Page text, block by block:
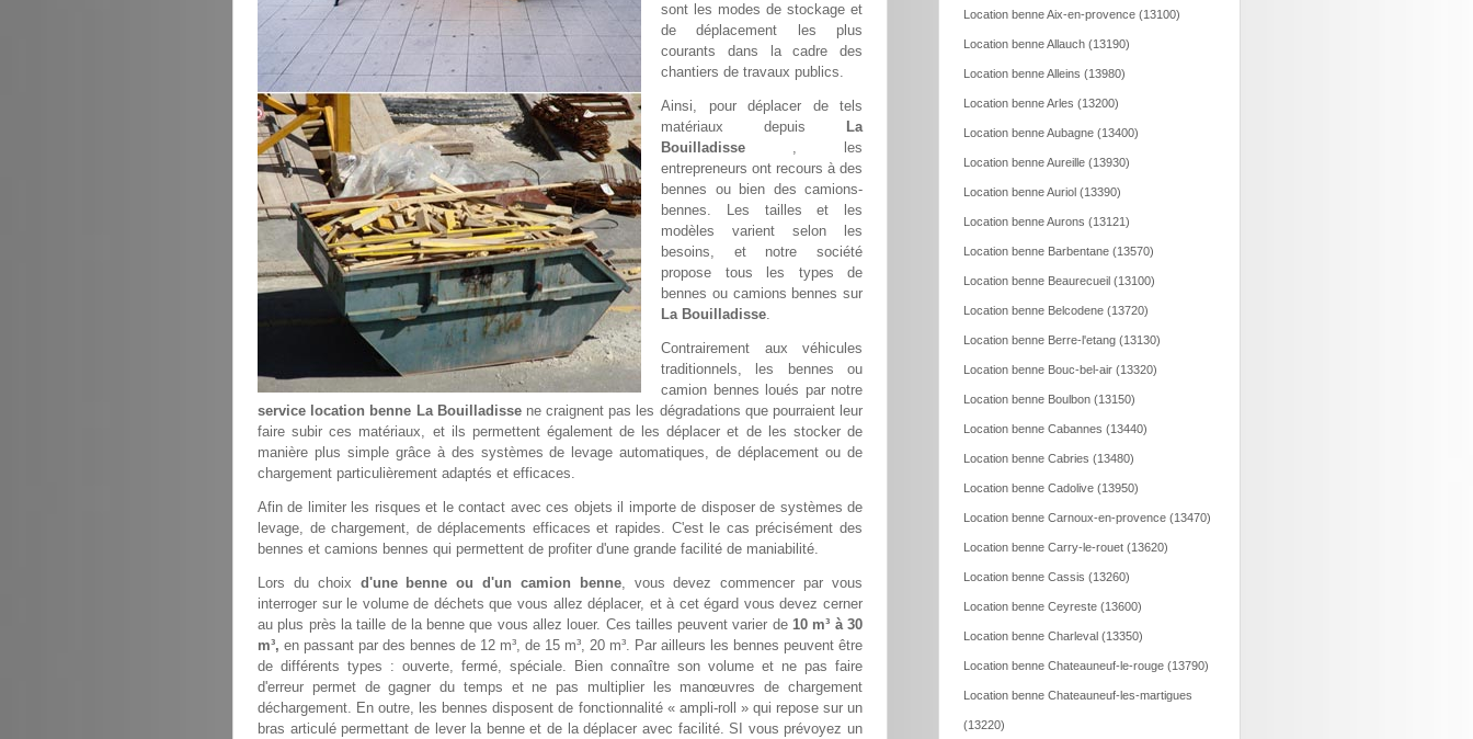
sont les modes de stockage et
de déplacement les plus
courants dans la cadre des
chantiers de travaux publics.
Ainsi, pour déplacer de tels
matériaux depuis
La
Bouilladisse , les
entrepreneurs ont recours à des
bennes ou bien des camions-
bennes. Les tailles et les
modèles varient selon les
besoins, et notre société
propose tous les types de
bennes ou camions bennes sur
La Bouilladisse.
Contrairement aux véhicules
traditionnels, les bennes ou
camion bennes loués par notre
service location benne La Bouilladissene craignent pas les dégradations que pourraient leur
faire subir ces matériaux, et ils permettent également de les déplacer et de les stocker de
manière plus simple grâce à des systèmes de levage automatiques, de déplacement ou de
chargement particulièrement adaptés et efficaces.
Afin de limiter les risques et le contact avec ces objets il importe de disposer de systèmes de
levage, de chargement, de déplacements efficaces et rapides. C'est le cas précisément des
bennes et camions bennes qui permettent de profiter d'une grande facilité de maniabilité.
Lors du choix d'une benne ou d'un camion benne, vous devez commencer par vous
interroger sur le volume de déchets que vous allez déplacer, et à cet égard vous devez cerner
au plus près la taille de la benne que vous allez louer. Ces tailles peuvent varier de10 m³ à 30
m³, en passant par des bennes de 12 m³, de 15 m³, 20 m³. Par ailleurs les bennes peuvent être
de différents types : ouverte, fermé, spéciale. Bien connaître son volume et ne pas faire
d'erreur permet de gagner du temps et ne pas multiplier les manœuvres de chargement
déchargement. En outre, les bennes disposent de fonctionnalité « ampli-roll » qui repose sur un
bras articulé permettant de lever la benne et de la déplacer avec facilité. SI vous prévoyez un
Location benne Aix-en-provence (13100)
Location benne Allauch (13190)
Location benne Alleins (13980)
Location benne Arles (13200)
Location benne Aubagne (13400)
Location benne Aureille (13930)
Location benne Auriol (13390)
Location benne Aurons (13121)
Location benne Barbentane (13570)
Location benne Beaurecueil (13100)
Location benne Belcodene (13720)
Location benne Berre-l'etang (13130)
Location benne Bouc-bel-air (13320)
Location benne Boulbon (13150)
Location benne Cabannes (13440)
Location benne Cabries (13480)
Location benne Cadolive (13950)
Location benne Carnoux-en-provence (13470)
Location benne Carry-le-rouet (13620)
Location benne Cassis (13260)
Location benne Ceyreste (13600)
Location benne Charleval (13350)
Location benne Chateauneuf-le-rouge (13790)
Location benne Chateauneuf-les-martigues
(13220)